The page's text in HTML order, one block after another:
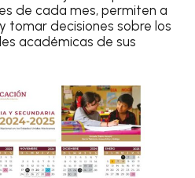
de cada mes, permiten a
tomar decisiones sobre los
académicas de sus